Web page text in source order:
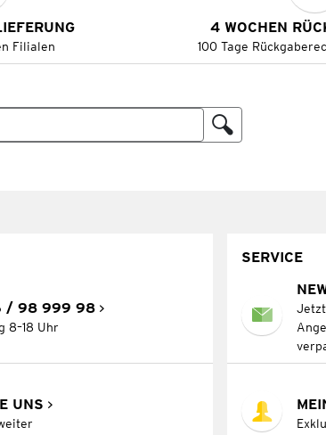
Filialen
4 WOCHEN
100 Tage
/ 98 999 98
8–18 Uhr
UNS
SERVICE